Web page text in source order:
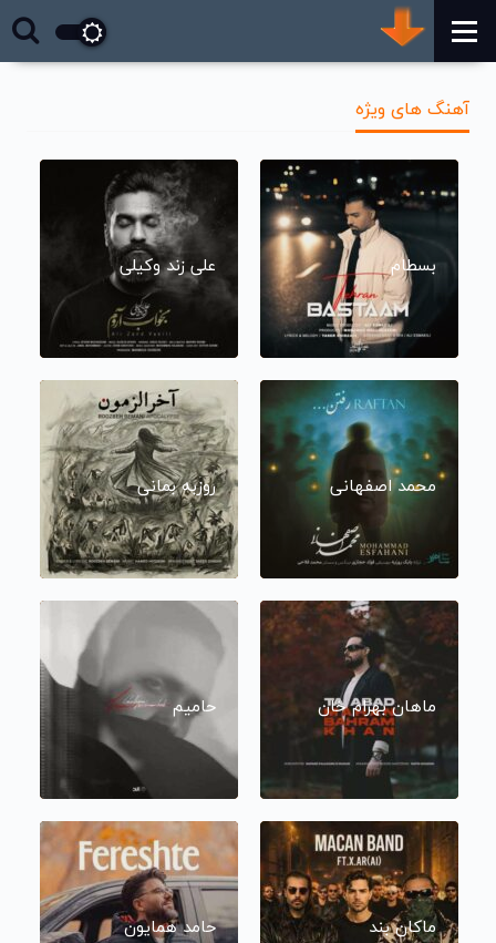
آهنگ های ویژه
بسطام علی زند وکیلی
محمد اصفهانی روزبه بمانی
ماهان بهرام خان حامیم
ماکان بند حامد همایون